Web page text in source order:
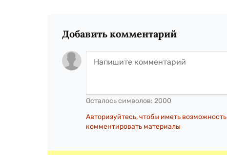
Добавить комментарий
Осталось символов: 2000
Авторизуйтесь, чтобы иметь возможность
комментировать материалы